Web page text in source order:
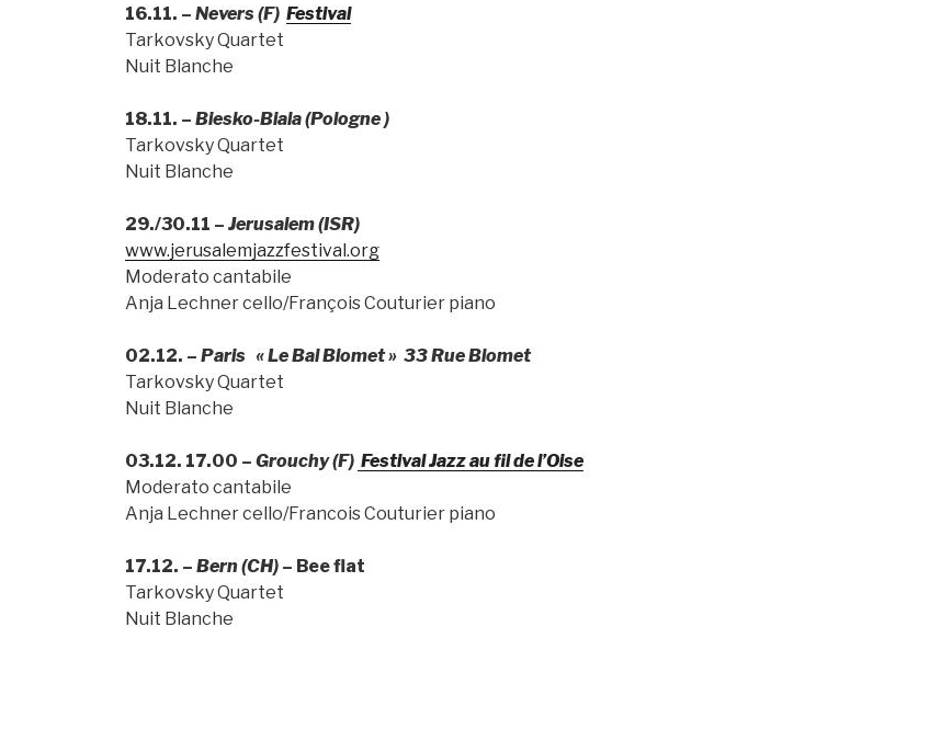
16.11. – Nevers (F) Festival
Tarkovsky Quartet
Nuit Blanche
18.11. – Biesko-Biala (Pologne )
Tarkovsky Quartet
Nuit Blanche
29./30.11 – Jerusalem (ISR)
www.jerusalemjazzfestival.org
Moderato cantabile
Anja Lechner cello/François Couturier piano
02.12. – Paris « Le Bal Blomet » 33 Rue Blomet
Tarkovsky Quartet
Nuit Blanche
03.12. 17.00 – Grouchy (F) Festival Jazz au fil de l’Oise
Moderato cantabile
Anja Lechner cello/Francois Couturier piano
17.12. – Bern (CH)– Bee flat
Tarkovsky Quartet
Nuit Blanche